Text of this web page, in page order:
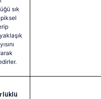
sık